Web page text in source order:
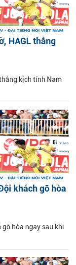
HAGL thắng
kịch tính Nam
khách gỡ hòa
gỡ hòa ngay sau khi